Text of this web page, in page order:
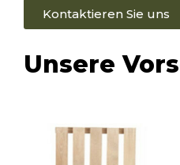
Kontaktieren Sie uns
Unsere